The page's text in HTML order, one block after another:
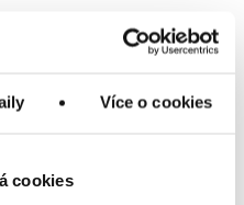
Více o cookies
cookies